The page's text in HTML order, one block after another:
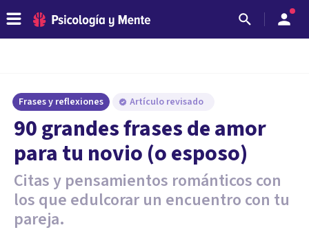
Frases y reflexiones Artículo revisado
90 grandes frases de amor
para tu novio (o esposo)
Citas y pensamientos románticos con
los que edulcorar un encuentro con tu
pareja.